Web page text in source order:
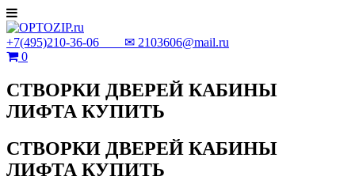
+7(495)210-36-06 ✉ 2103606@mail.ru
0
СТВОРКИ ДВЕРЕЙ КАБИНЫ
ЛИФТА КУПИТЬ
СТВОРКИ ДВЕРЕЙ КАБИНЫ
ЛИФТА КУПИТЬ